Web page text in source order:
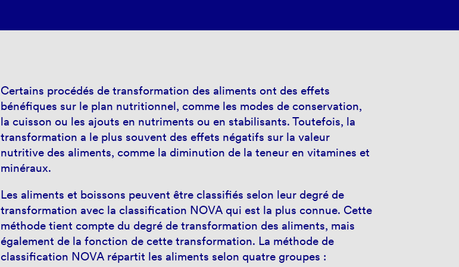
Certains procédés de transformation des aliments ont des effets
bénéfiques sur le plan nutritionnel, comme les modes de conservation,
la cuisson ou les ajouts en nutriments ou en stabilisants. Toutefois, la
transformation a le plus souvent des effets négatifs sur la valeur
nutritive des aliments, comme la diminution de la teneur en vitamines et
minéraux.
Les aliments et boissons peuvent être classifiés selon leur degré de
transformation avec la classification NOVA qui est la plus connue. Cette
méthode tient compte du degré de transformation des aliments, mais
également de la fonction de cette transformation. La méthode de
classification NOVA répartit les aliments selon quatre groupes :